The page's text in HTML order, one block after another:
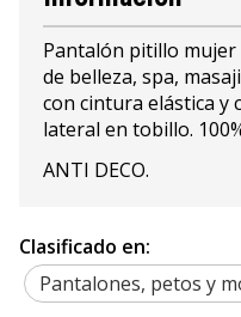
Pantalón pitillo
de belleza, spa,
con cintura elástica y
lateral en tobillo.
ANTI DECO.
Clasificado en:
Pantalones, petos y